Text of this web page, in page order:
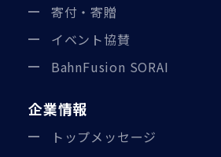
寄付・寄贈
イベント協賛
BahnFusion SORAI
企業情報
トップメッセージ